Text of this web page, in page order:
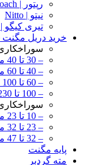
رپتور | Rotabroach
نیتو | Nitto
تیری کیگو | 3Keego
خرید دریل مگنت
سوراخکاری
– 30 تا 40 میلی متر
– 40 تا 60 میلی متر
– 60 تا 100 میلی متر
– 100 تا 230 میلی متر
سوراخکاری
– 10 تا 23 میلی متر (MT2)
– 23 تا 32 میلی متر (MT3)
– 32 تا 47 میلی متر (MT4)
پایه مگنت
مته گردبر